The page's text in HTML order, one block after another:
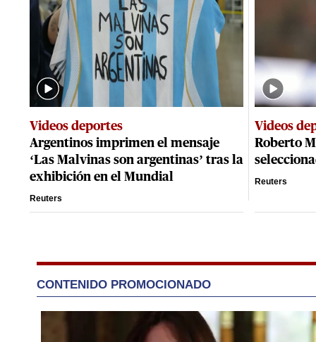
Videos deportes
Argentinos imprimen el mensaje
‘Las Malvinas son argentinas’ tras la
exhibición en el Mundial
Reuters
Videos
Roberto
Reuters
CONTENIDO PROMOCIONADO